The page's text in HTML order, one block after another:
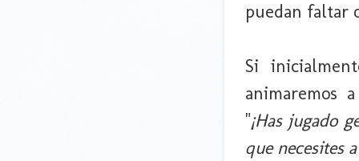
puedan faltar
Si
animaremos
"¡Has jugado
que necesites